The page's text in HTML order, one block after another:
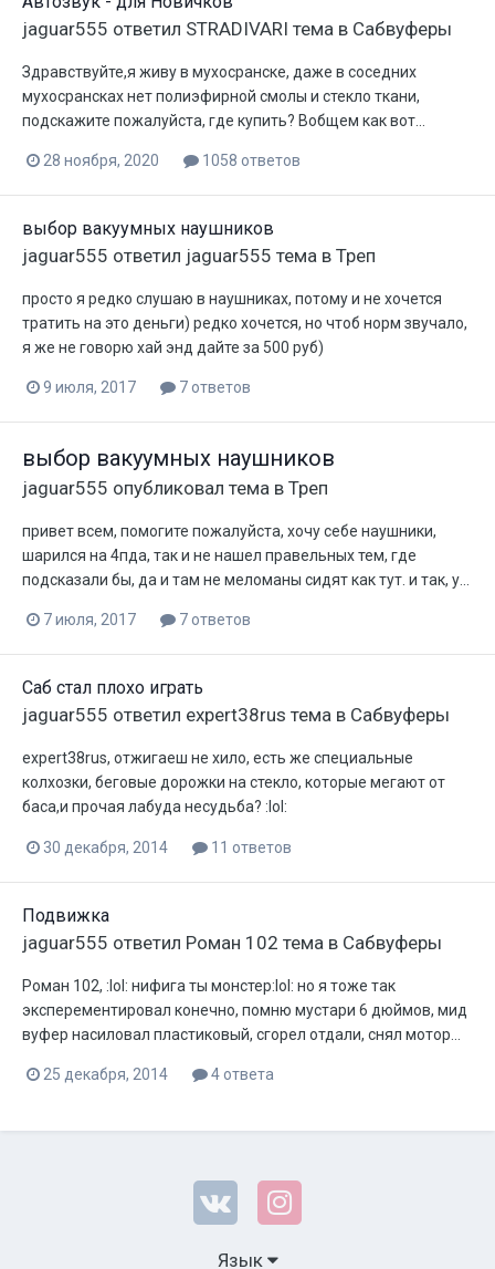
jaguar555 ответил STRADIVARI тема в Сабвуферы
Здравствуйте,я живу в мухосранске, даже в соседних
мухосрансках нет полиэфирной смолы и стекло ткани,
подскажите пожалуйста, где купить? Вобщем как вот...
28 ноября, 2020 1058 ответов
выбор вакуумных наушников
jaguar555 ответил jaguar555 тема в Треп
просто я редко слушаю в наушниках, потому и не хочется
тратить на это деньги) редко хочется, но чтоб норм звучало,
я же не говорю хай энд дайте за 500 руб)
9 июля, 2017 7 ответов
выбор вакуумных наушников
jaguar555 опубликовал тема в Треп
привет всем, помогите пожалуйста, хочу себе наушники,
шарился на 4пда, так и не нашел правельных тем, где
подсказали бы, да и там не меломаны сидят как тут. и так, у...
7 июля, 2017 7 ответов
Саб стал плохо играть
jaguar555 ответил expert38rus тема в Сабвуферы
expert38rus, отжигаеш не хило, есть же специальные
колхозки, беговые дорожки на стекло, которые мегают от
баса,и прочая лабуда несудьба? :lol:
30 декабря, 2014 11 ответов
Подвижка
jaguar555 ответил Роман 102 тема в Сабвуферы
Роман 102, :lol: нифига ты монстер:lol: но я тоже так
эксперементировал конечно, помню мустари 6 дюймов, мид
вуфер насиловал пластиковый, сгорел отдали, снял мотор...
25 декабря, 2014 4 ответа
Язык